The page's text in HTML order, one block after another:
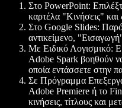
Στο PowerPoint:
καρτέλα "Κινήσεις" και
Στο Google Slides:
αντικείμενο,
Με Ειδικό Λογισμικό:
Adobe Spark βοηθούν
οποία εντάσσετε στην
Σε Πρόγραμμα
Adobe Premiere ή το
κινήσεις, τίτλους και